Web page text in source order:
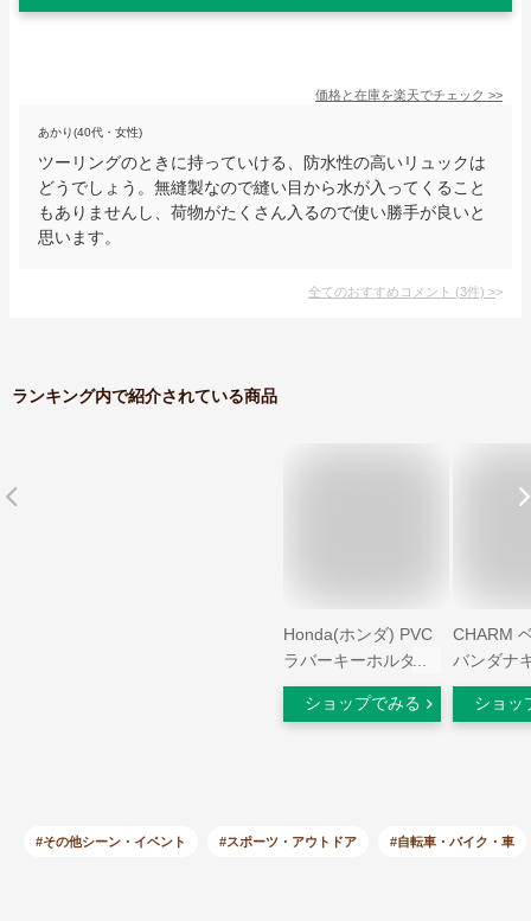
価格と在庫を楽天でチェック >>
あかり(40代・女性)
ツーリングのときに持っていける、防水性の高いリュックは
どうでしょう。無縫製なので縫い目から水が入ってくること
もありませんし、荷物がたくさん入るので使い勝手が良いと
思います。
全てのおすすめコメント (3件) >
ランキング内で紹介されている商品
Honda(ホンダ) PVC
ラバーキーホルダー
GB350 FREEサイズ
0SYEP-39B-HF
ショップでみる
CHARM
バンダナ
【ストレ
ンズ レ
ドゥーラ
ショッ
#その他シーン・イベント #スポーツ・アウトドア #自転車・バイク・車